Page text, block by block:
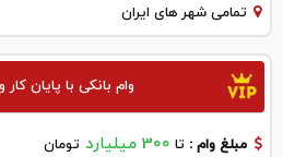
تمامی شهر های ایران
وام بانکی با پایان کار
مبلغ وام : تا 300 میلیارد تومان